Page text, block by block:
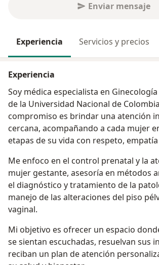
Enviar mensaje
Experiencia Servicios y precios
Experiencia
Soy médica especialista en
de la Universidad Nacional de
compromiso es brindar una atención
cercana, acompañando a cada mujer
etapas de su vida con respeto,
Me enfoco en el control prenatal y la
mujer gestante, asesoría en métodos
el diagnóstico y tratamiento de la
manejo de las alteraciones del piso
vaginal.
Mi objetivo es ofrecer un espacio
se sientan escuchadas, resuelvan sus
reciban un plan de atención